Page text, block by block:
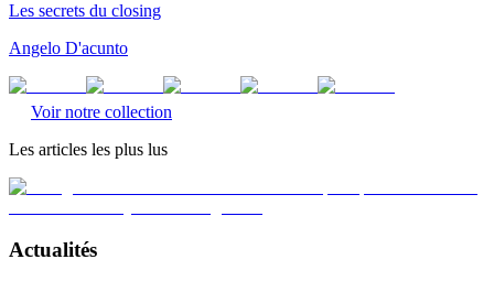
Les secrets du closing
Angelo D'acunto
Voir notre collection
Les articles les plus lus
Actualités